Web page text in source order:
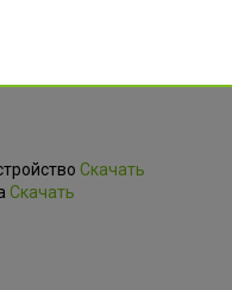
имплантаты для
из
Е.Н., Стогов М.В., Попков
Скачать
Скачать